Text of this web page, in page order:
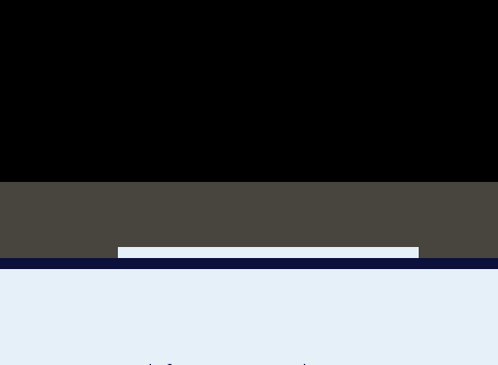
FACULTÉ DES ARTS ET DES SCIENCES